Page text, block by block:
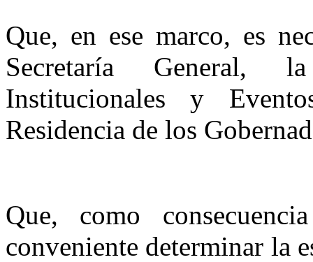
Que, en ese marco, es
Secretaría General,
Institucionales y
Residencia de los
Que, como
conveniente determinar la